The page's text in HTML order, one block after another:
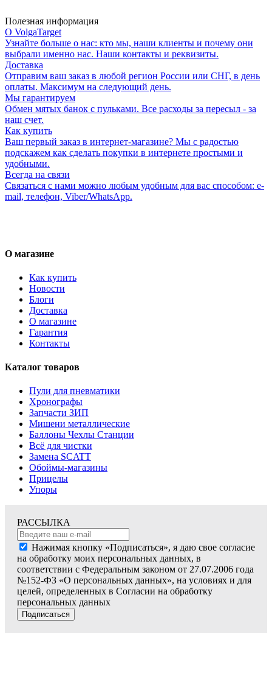
Полезная информация
О VolgaTarget
Узнайте больше о нас: кто мы, наши клиенты и почему они
выбрали именно нас. Наши контакты и реквизиты.
Доставка
Отправим ваш заказ в любой регион России или СНГ, в день
оплаты. Максимум на следующий день.
Мы гарантируем
Обмен мятых банок с пульками. Все расходы за пересыл - за
наш счет.
Как купить
Ваш первый заказ в интернет-магазине? Мы с радостью
подскажем как сделать покупки в интернете простыми и
удобными.
Всегда на связи
Связаться с нами можно любым удобным для вас способом: e-
mail, телефон, Viber/WhatsApp.
О магазине
Как купить
Новости
Блоги
Доставка
О магазине
Гарантия
Контакты
Каталог товаров
Пули для пневматики
Хронографы
Запчасти ЗИП
Мишени металлические
Баллоны Чехлы Станции
Всё для чистки
Замена SCATT
Обоймы-магазины
Прицелы
Упоры
РАССЫЛКА
Нажимая кнопку «Подписаться», я даю свое согласие
на обработку моих персональных данных, в
соответствии с Федеральным законом от 27.07.2006 года
№152-ФЗ «О персональных данных», на условиях и для
целей, определенных в Согласии на обработку
персональных данных
Подписаться